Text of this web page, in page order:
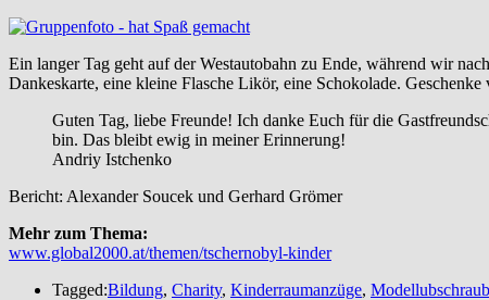
Ein langer Tag geht auf der Westautobahn zu Ende, während wir
Dankeskarte, eine kleine Flasche Likör, eine Schokolade.
Guten Tag, liebe Freunde! Ich danke Euch für die
bin. Das bleibt ewig in meiner Erinnerung!
Andriy Istchenko
Bericht: Alexander Soucek und Gerhard Grömer
Mehr zum Thema:
www.global2000.at/themen/tschernobyl-kinder
Tagged:Bildung, Charity, Kinderraumanzüge,